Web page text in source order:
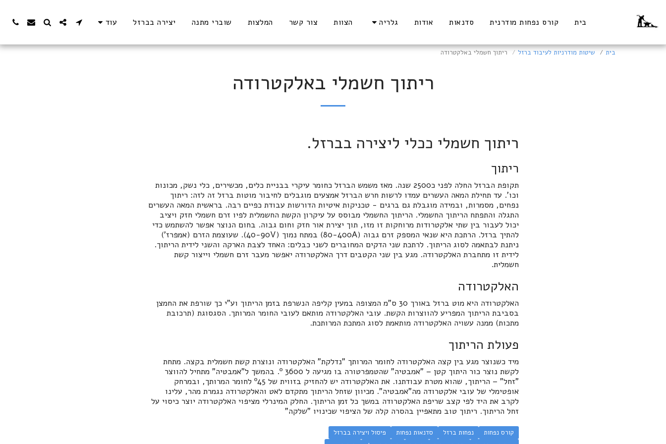
בית קורס נפחות מודרנית סדנאות אודות גלריה הצוות צור קשר המלצות שוברי מתנה יצירה בברזל עוד
בית שיטות מודרניות לעיבוד ברזל ריתוך חשמלי באלקטרודה
ריתוך חשמלי באלקטרודה
ריתוך חשמלי ככלי ליצירה בברזל.
ריתוך
תקופת הברזל החלה לפני כ2500 שנה. מאז משמש הברזל כחומר עיקרי בבניית כלים, מכשירים, כלי נשק, מכונות
וכו'. עד תחילת המאה העשרים עמדו לרשות חרש הברזל אמצעים מוגבלים לחיבור מוטות ברזל זה לזה: ריתוך
נפחים, מסמרות, ובמידה מוגבלת גם ברגים - טכניקות איטיות הדורשות עבודת כפיים רבה. בראשית המאה העשרים
התגלה והתפתח הריתוך החשמלי. הריתוך החשמלי מבוסס על עיקרון הקשת החשמלית לפיו זרם חשמלי חזק ויציב
יכול לעבור בין שתי אלקטרודות מרוחקות זו מזו, תוך יצירת אור חזק וחום גבוה. בחום הנוצר אפשר להשתמש כדי
להתיך ברזל. הרתכת היא שנאי המספק זרם גבוה (80-400A) במתח נמוך (40-90V). שעוצמת הזרם (אמפרז')
ניתנת לבתאמה לסוג הריתוך. לרתכת שני הדקים המחוברים לשני כבלים: האחד לצבת הארקה והשני לידית הריתוך.
לידית זו מתחברת האלקטרודה. מגע בין שני הקטבים דרך האלקטרודה יאפשר מעבר זרם חשמלי וייצור קשת
חשמלית.
האלקטרודה
האלקטרודה היא מוט ברזל באורך 30 ס"מ המצופה במעין קליפה הנשרפת בזמן הריתוך וע"י כך שורפת את החמצן
בסביבת הריתוך המפריע להווצרות הקשת. עובי האלקטרודה מותאם לעובי החומר המרותך. הסגסוגת (תרכובת
מתכות) ממנה עשויה האלקטרודה מותאמת לסוג המתכת המרותכת.
פעולת הריתוך
מיד כשנוצר מגע בין קצה האלקטרודה לחומר המרותך "נדלקת" האלקטרודה ונוצרת קשת חשמלית בקצה. מתחת
לקשת נוצר כור היתוך קטן – "אמבטיה" שהטמפרטורה בו מגיעה ל º 3600. בהמשך ל"אמבטיה" מתחיל להווצר
"זחל" – הריתוך, שהוא מטרת עבודתנו. את האלקטרודה יש להחזיק בזווית של º45 לחומר המרותך, ובמרחק
אופטימלי של עובי אלקטרודה מה"אמבטיה". מכיוון שזחל הריתוך מתקדם לאט והאלקטרודה נגמרת מהר, עלינו
לקרב את היד לפי קצב שריפת האלקטרודה במשך כל זמן הריתוך. החלק המינרלי מציפוי האלקטרודה יוצר כיסוי על
זחל הריתוך. ריתוך טוב מתאפיין בהסרה קלה של הציפוי שכינויו "שלקה"
קורס נפחות נפחות ברזל סדנאות נפחות
פיסול ויצירה בברזל